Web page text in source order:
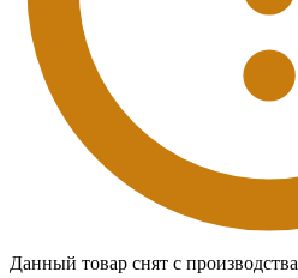
Данный товар снят с производства